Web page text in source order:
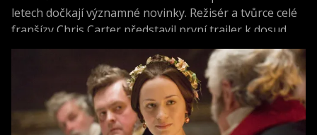
letech dočkají významné novinky. Režisér a tvůrce celé
franšízy Chris Carter představil první trailer k dosud
neviděné režisérské verzi filmu Akta X: Chci uvěřit.